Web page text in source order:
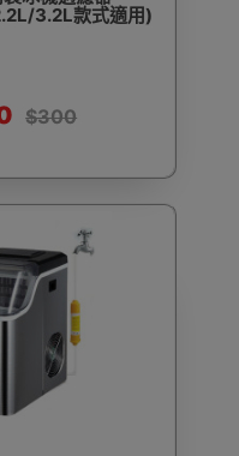
3.2L款式適用)
$300